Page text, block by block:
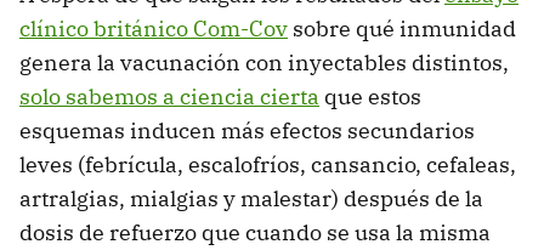
clínico británico Com-Cov sobre qué inmunidad
genera la vacunación con inyectables distintos,
solo sabemos a ciencia cierta que estos
esquemas inducen más efectos secundarios
leves (febrícula, escalofríos, cansancio, cefaleas,
artralgias, mialgias y malestar) después de la
dosis de refuerzo que cuando se usa la misma